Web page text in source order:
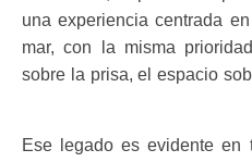
una experiencia centrada
mar, con la misma
sobre la prisa, el espacio
Ese legado es evidente en